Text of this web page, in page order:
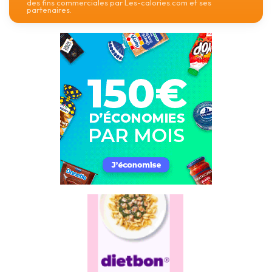
des fins commerciales par Les-calories.com et ses
partenaires.